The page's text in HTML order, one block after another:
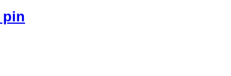
pin